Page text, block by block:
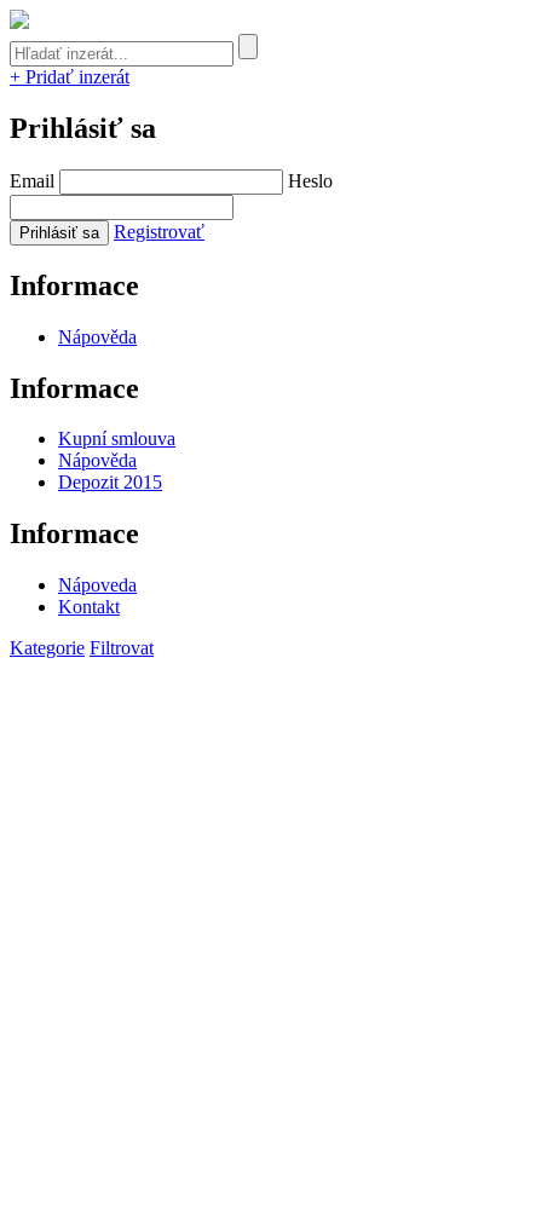
+ Pridať inzerát
Prihlásiť sa
Email Heslo
Registrovať
Informace
Nápověda
Informace
Kupní smlouva
Nápověda
Depozit 2015
Informace
Nápoveda
Kontakt
Kategorie Filtrovat